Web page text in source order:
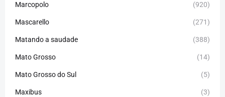
Marcopolo (920)
Mascarello (271)
Matando a saudade (388)
Mato Grosso (14)
Mato Grosso do Sul (5)
Maxibus (3)